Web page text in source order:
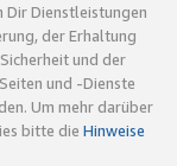
Dir Dienstleistungen
der Erhaltung
und der
und -Dienste
Um mehr darüber
bitte die Hinweise